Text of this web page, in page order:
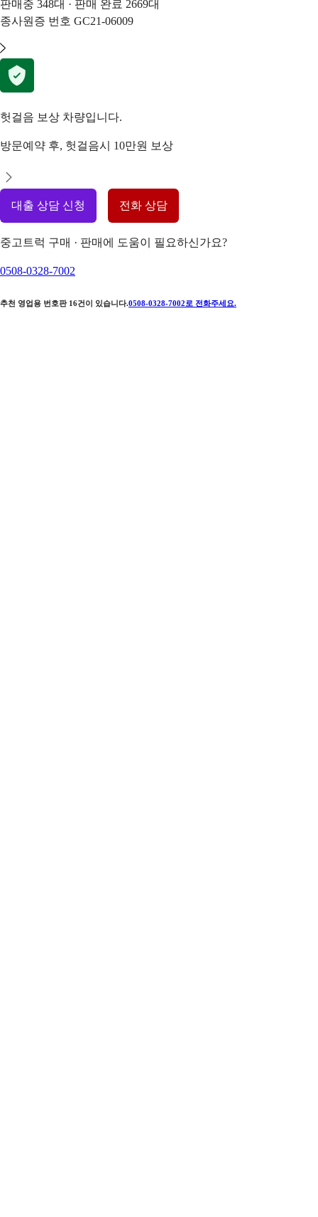
판매중 348대 · 판매 완료 2669대
종사원증 번호 GC21-06009
헛걸음 보상 차량입니다.
방문예약 후, 헛걸음시 10만원 보상
대출 상담 신청 전화 상담
중고트럭 구매 · 판매에 도움이 필요하신가요?
0508-0328-7002
추천 영업용 번호판 16건이 있습니다.0508-0328-7002 로 전화주세요.